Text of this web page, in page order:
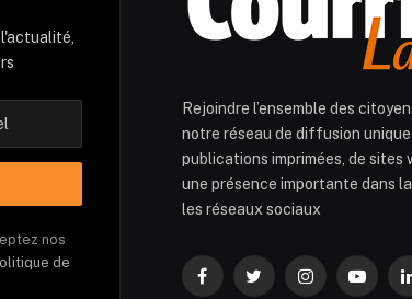
nos
de
Rejoindre l’ensemble des
notre réseau de diffusion
publications imprimées, de sites
une présence importante dans
les réseaux sociaux
FacebookTwitterInstagram